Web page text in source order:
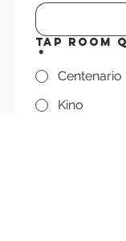
Tap Room
*
Centenario
Kino